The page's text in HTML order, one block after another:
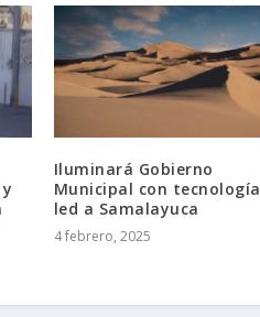
Iluminará Gobierno
Municipal con tecnología
led a Samalayuca
4 febrero, 2025